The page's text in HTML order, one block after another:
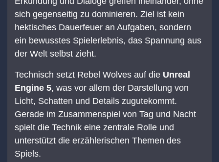
sich gegenseitig zu dominieren. Ziel ist kein
hektisches Dauerfeuer an Aufgaben, sondern
ein bewusstes Spielerlebnis, das Spannung aus
der Welt selbst zieht.
Technisch setzt Rebel Wolves auf die Unreal
Engine 5, was vor allem der Darstellung von
Licht, Schatten und Details zugutekommt.
Gerade im Zusammenspiel von Tag und Nacht
spielt die Technik eine zentrale Rolle und
unterstützt die erzählerischen Themen des
Spiels.